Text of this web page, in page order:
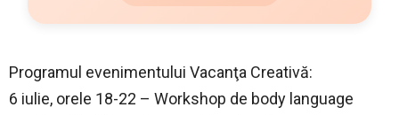
Programul evenimentului Vacanţa Creativă:
6 iulie, orele 18-22 – Workshop de body language